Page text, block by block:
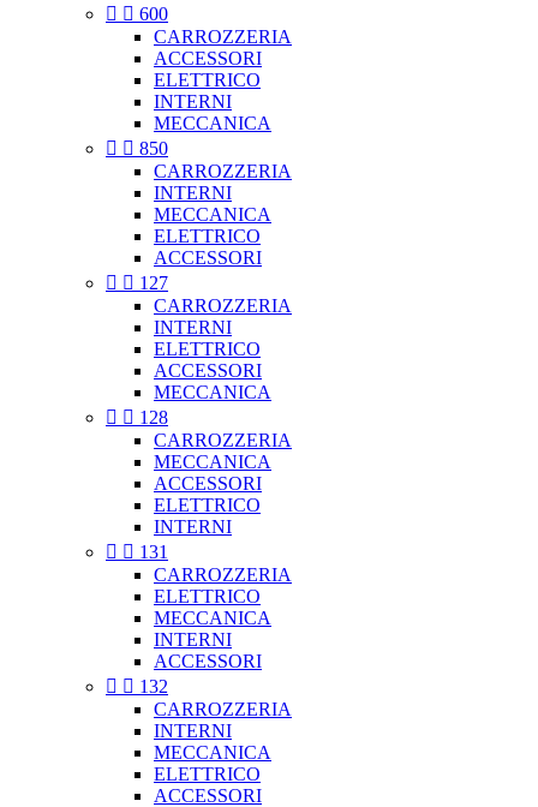
  600
CARROZZERIA
ACCESSORI
ELETTRICO
INTERNI
MECCANICA
  850
CARROZZERIA
INTERNI
MECCANICA
ELETTRICO
ACCESSORI
  127
CARROZZERIA
INTERNI
ELETTRICO
ACCESSORI
MECCANICA
  128
CARROZZERIA
MECCANICA
ACCESSORI
ELETTRICO
INTERNI
  131
CARROZZERIA
ELETTRICO
MECCANICA
INTERNI
ACCESSORI
  132
CARROZZERIA
INTERNI
MECCANICA
ELETTRICO
ACCESSORI